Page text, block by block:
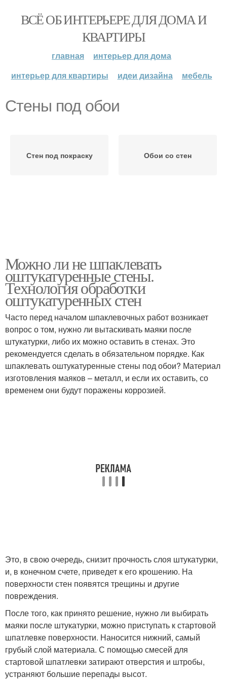
ВСЁ ОБ ИНТЕРЬЕРЕ ДЛЯ ДОМА И
КВАРТИРЫ
главная
интерьер для дома
интерьер для квартиры
идеи дизайна мебель
Стены под обои
Стен под покраску Обои со стен
Можно ли не шпаклевать
оштукатуренные стены.
Технология обработки
оштукатуренных стен
Часто перед началом шпаклевочных работ возникает
вопрос о том, нужно ли вытаскивать маяки после
штукатурки, либо их можно оставить в стенах. Это
рекомендуется сделать в обязательном порядке. Как
шпаклевать оштукатуренные стены под обои? Материал
изготовления маяков – металл, и если их оставить, со
временем они будут поражены коррозией.
Это, в свою очередь, снизит прочность слоя штукатурки,
и, в конечном счете, приведет к его крошению. На
поверхности стен появятся трещины и другие
повреждения.
После того, как принято решение, нужно ли выбирать
маяки после штукатурки, можно приступать к стартовой
шпатлевке поверхности. Наносится нижний, самый
грубый слой материала. С помощью смесей для
стартовой шпатлевки затирают отверстия и штробы,
устраняют большие перепады высот.